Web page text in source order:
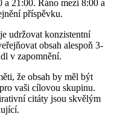
a 21:00. Ráno mezi 8:00 a
příspěvku.
udržovat konzistentní
obsah alespoň 3-
v zapomnění.
že obsah by měl být
vaši cílovou skupinu.
citáty jsou skvělým